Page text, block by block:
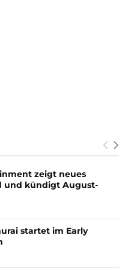
zeigt neues
und kündigt August-
startet im Early